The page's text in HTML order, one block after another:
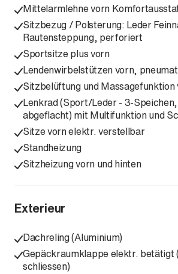
Mittelarmlehne vorn
Sitzbezug / Polsterung: Leder
Rautensteppung, perforiert
Sportsitze plus vorn
Lendenwirbelstützen vorn,
Sitzbelüftung und Massagefunktion
Lenkrad (Sport/Leder - 3-
abgeflacht) mit Multifunktion und
Sitze vorn elektr. verstellbar
Standheizung
Sitzheizung vorn und hinten
Exterieur
Dachreling (Aluminium)
Gepäckraumklappe elektr. betätigt
schliessen)